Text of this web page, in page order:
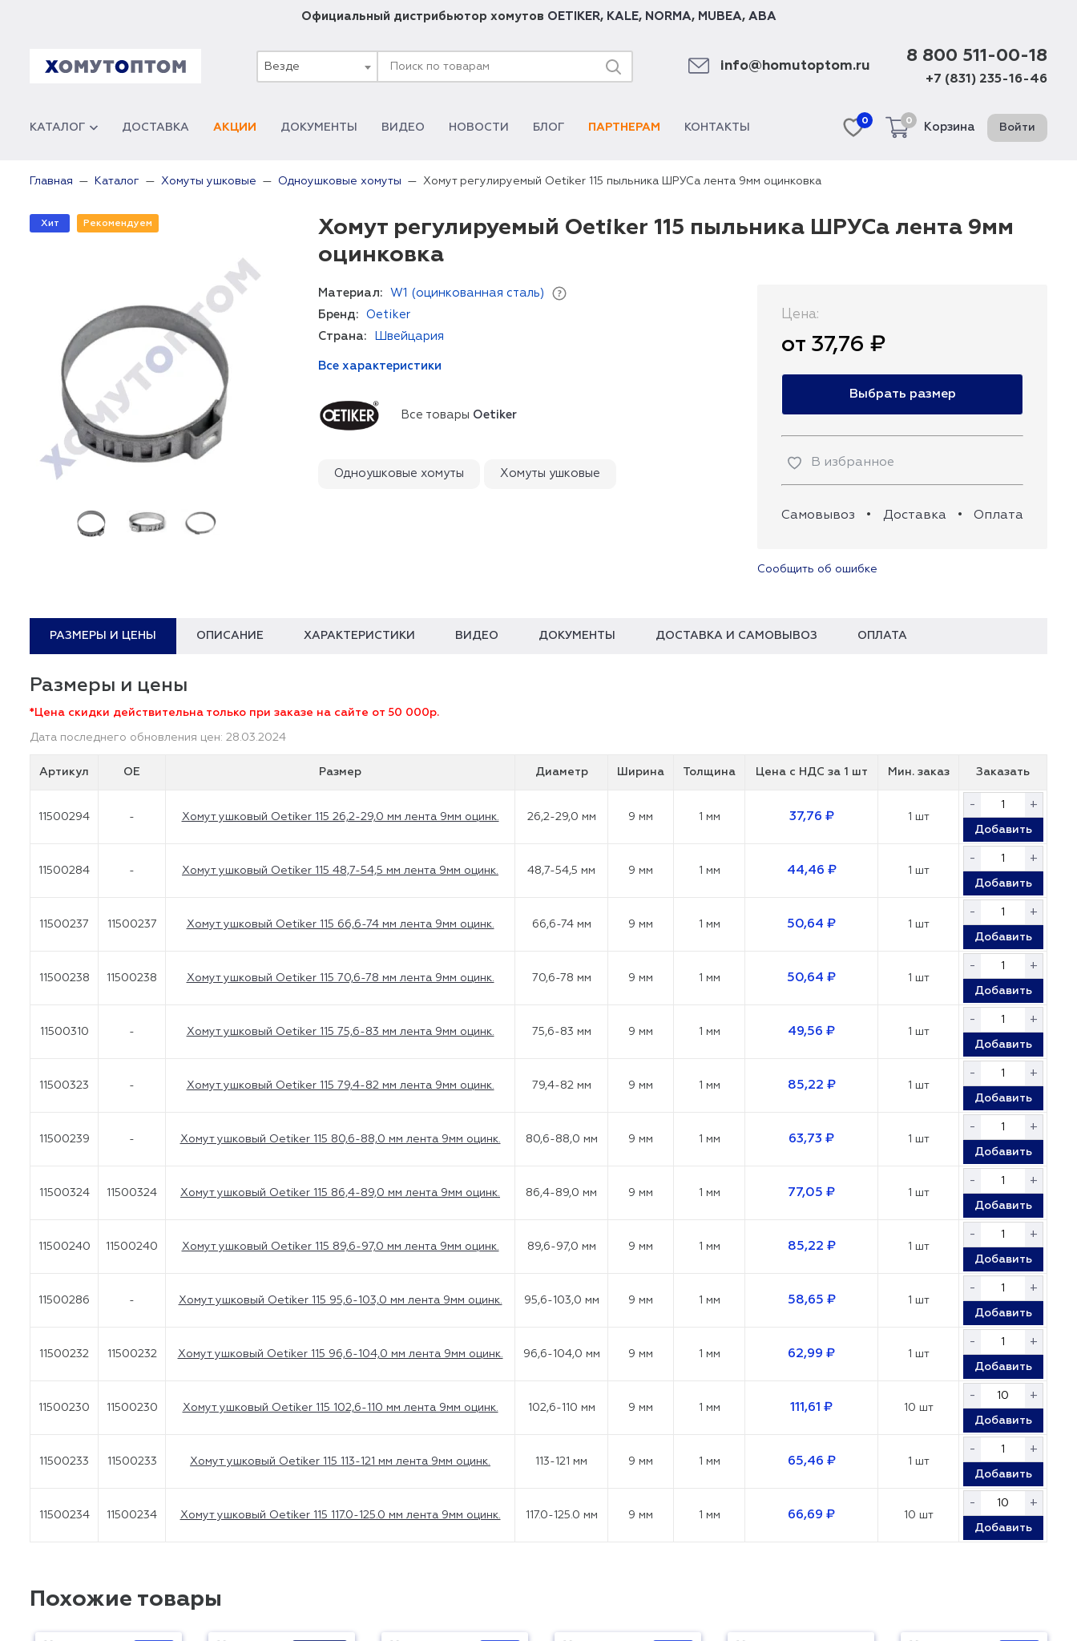
Официальный дистрибьютор хомутов OETIKER, KALE, NORMA, MUBEA, ABA
Везде info@homutoptom.ru
8 800 511-00-18
+7 (831) 235-16-46
КАТАЛОГ ДОСТАВКА АКЦИИ ДОКУМЕНТЫ ВИДЕО НОВОСТИ БЛОГ ПАРТНЕРАМ КОНТАКТЫ
0 0
Корзина Войти
Главная Каталог Хомуты ушковые Одноушковые хомуты Хомут регулируемый Oetiker 115 пыльника ШРУСа лента 9мм оцинковка
Хит Рекомендуем
Хомут регулируемый Oetiker 115 пыльника ШРУСа лента 9мм
оцинковка
Материал:
W1 (оцинкованная сталь)
Бренд:
Oetiker
Страна:
Швейцария
Все характеристики
Все товары Oetiker
Одноушковые хомуты Хомуты ушковые
Цена:
от 37,76 ₽
Выбрать размер
В избранное
Самовывоз • Доставка • Оплата
Сообщить об ошибке
РАЗМЕРЫ И ЦЕНЫ ОПИСАНИЕ ХАРАКТЕРИСТИКИ ВИДЕО ДОКУМЕНТЫ ДОСТАВКА И САМОВЫВОЗ ОПЛАТА
Размеры и цены
*Цена скидки действительна только при заказе на сайте от 50 000р.
Дата последнего обновления цен: 28.03.2024
Артикул OE Размер Диаметр Ширина Толщина Цена с НДС за 1 шт Мин. заказ Заказать
11500294 - Хомут ушковый Oetiker 115 26,2-29,0 мм лента 9мм оцинк. 26,2-29,0 мм 9 мм 1 мм 37,76 ₽ 1 шт
- +
Добавить
11500284 - Хомут ушковый Oetiker 115 48,7-54,5 мм лента 9мм оцинк. 48,7-54,5 мм 9 мм 1 мм 44,46 ₽ 1 шт
- +
Добавить
11500237 11500237 Хомут ушковый Oetiker 115 66,6-74 мм лента 9мм оцинк. 66,6-74 мм 9 мм 1 мм 50,64 ₽ 1 шт
- +
Добавить
11500238 11500238 Хомут ушковый Oetiker 115 70,6-78 мм лента 9мм оцинк. 70,6-78 мм 9 мм 1 мм 50,64 ₽ 1 шт
- +
Добавить
11500310 - Хомут ушковый Oetiker 115 75,6-83 мм лента 9мм оцинк. 75,6-83 мм 9 мм 1 мм 49,56 ₽ 1 шт
- +
Добавить
11500323 - Хомут ушковый Oetiker 115 79,4-82 мм лента 9мм оцинк. 79,4-82 мм 9 мм 1 мм 85,22 ₽ 1 шт
- +
Добавить
11500239 - Хомут ушковый Oetiker 115 80,6-88,0 мм лента 9мм оцинк. 80,6-88,0 мм 9 мм 1 мм 63,73 ₽ 1 шт
- +
Добавить
11500324 11500324 Хомут ушковый Oetiker 115 86,4-89,0 мм лента 9мм оцинк. 86,4-89,0 мм 9 мм 1 мм 77,05 ₽ 1 шт
- +
Добавить
11500240 11500240 Хомут ушковый Oetiker 115 89,6-97,0 мм лента 9мм оцинк. 89,6-97,0 мм 9 мм 1 мм 85,22 ₽ 1 шт
- +
Добавить
11500286 - Хомут ушковый Oetiker 115 95,6-103,0 мм лента 9мм оцинк. 95,6-103,0 мм 9 мм 1 мм 58,65 ₽ 1 шт
- +
Добавить
11500232 11500232 Хомут ушковый Oetiker 115 96,6-104,0 мм лента 9мм оцинк. 96,6-104,0 мм 9 мм 1 мм 62,99 ₽ 1 шт
- +
Добавить
11500230 11500230 Хомут ушковый Oetiker 115 102,6-110 мм лента 9мм оцинк. 102,6-110 мм 9 мм 1 мм 111,61 ₽ 10 шт
- +
Добавить
11500233 11500233 Хомут ушковый Oetiker 115 113-121 мм лента 9мм оцинк. 113-121 мм 9 мм 1 мм 65,46 ₽ 1 шт
- +
Добавить
11500234 11500234 Хомут ушковый Oetiker 115 117.0-125.0 мм лента 9мм оцинк. 117.0-125.0 мм 9 мм 1 мм 66,69 ₽ 10 шт
- +
Добавить
Похожие товары